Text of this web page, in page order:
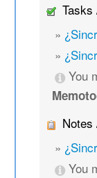
Tasks
»
»
You
Notes
»
You